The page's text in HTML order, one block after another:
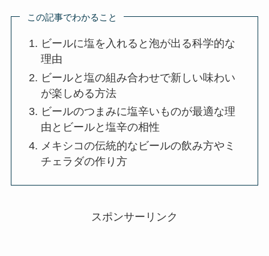
この記事でわかること
ビールに塩を入れると泡が出る科学的な
理由
ビールと塩の組み合わせで新しい味わい
が楽しめる方法
ビールのつまみに塩辛いものが最適な理
由とビールと塩辛の相性
メキシコの伝統的なビールの飲み方やミ
チェラダの作り方
スポンサーリンク